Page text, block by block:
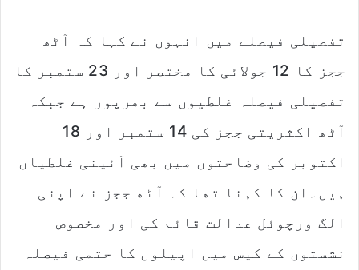
تفصیلی فیصلے میں انہوں نے کہا کہ آٹھ
ججز کا 12 جولائی کا مختصر اور 23 ستمبر کا
تفصیلی فیصلہ غلطیوں سے بھرپور ہے جبکہ
آٹھ اکثریتی ججز کی 14 ستمبر اور 18
اکتوبر کی وضاحتوں میں بھی آئینی غلطیاں
ہیں۔ان کا کہنا تھا کہ آٹھ ججز نے اپنی
الگ ورچوئل عدالت قائم کی اور مخصوص
نشستوں کے کیس میں اپیلوں کا حتمی فیصلہ